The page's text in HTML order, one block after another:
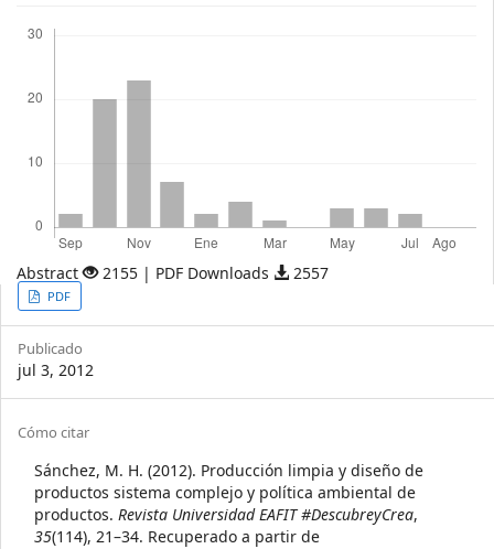
Abstract 2155 | PDF Downloads 2557
Article
Sidebar
PDF
Publicado
jul 3, 2012
Article
Details
Cómo citar
Sánchez, M. H. (2012). Producción limpia y diseño de
productos sistema complejo y política ambiental de
productos. Revista Universidad EAFIT #DescubreyCrea,
35(114), 21–34. Recuperado a partir de